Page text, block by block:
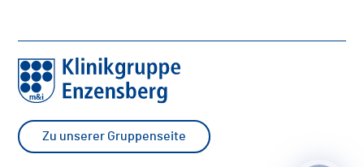
Zu unserer Gruppenseite